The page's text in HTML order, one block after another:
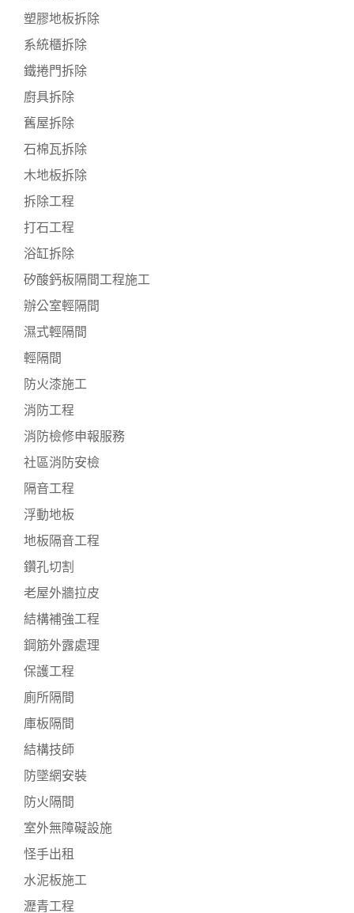
塑膠地板拆除
系統櫃拆除
鐵捲門拆除
廚具拆除
舊屋拆除
石棉瓦拆除
木地板拆除
拆除工程
打石工程
浴缸拆除
矽酸鈣板隔間工程施工
辦公室輕隔間
濕式輕隔間
輕隔間
防火漆施工
消防工程
消防檢修申報服務
社區消防安檢
隔音工程
浮動地板
地板隔音工程
鑽孔切割
老屋外牆拉皮
結構補強工程
鋼筋外露處理
保護工程
廁所隔間
庫板隔間
結構技師
防墜網安裝
防火隔間
室外無障礙設施
怪手出租
水泥板施工
瀝青工程